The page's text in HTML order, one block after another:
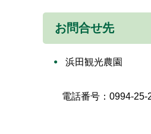
お問合せ先
浜田観光農園
電話番号：0994-